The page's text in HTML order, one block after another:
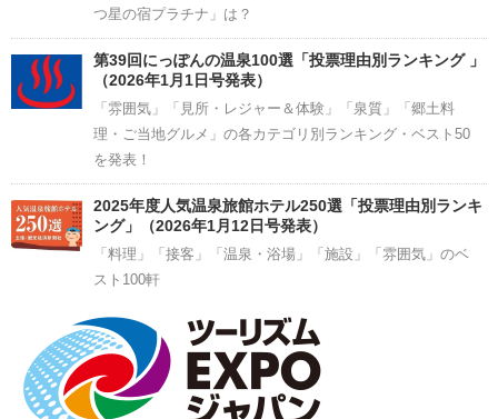
つ星の宿プラチナ」は？
第39回にっぽんの温泉100選「投票理由別ランキング 」
（2026年1月1日号発表）
「雰囲気」「見所・レジャー＆体験」「泉質」「郷土料
理・ご当地グルメ」の各カテゴリ別ランキング・ベスト50
を発表！
2025年度人気温泉旅館ホテル250選「投票理由別ランキ
ング」（2026年1月12日号発表）
「料理」「接客」「温泉・浴場」「施設」「雰囲気」のベ
スト100軒